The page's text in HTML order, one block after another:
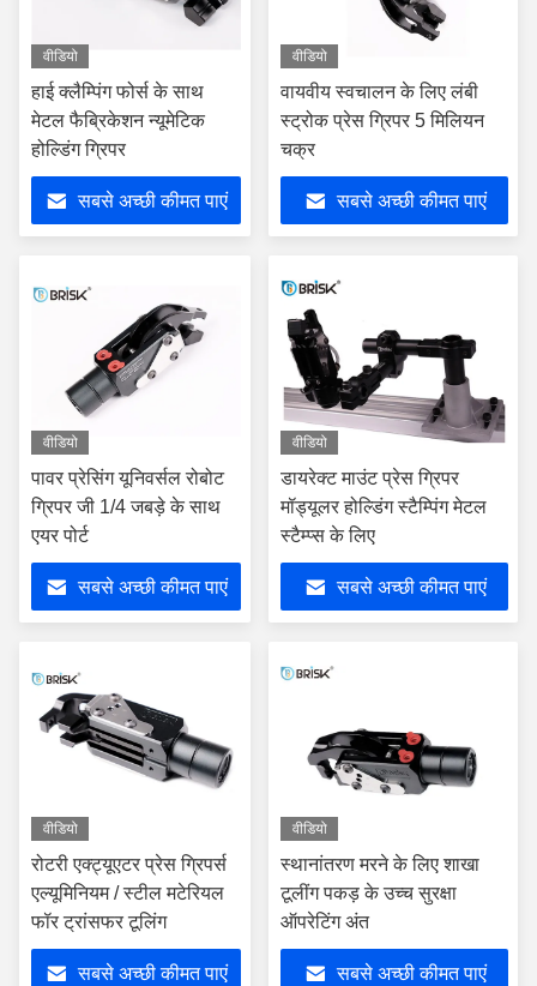
वीडियो
हाई क्लैम्पिंग फोर्स के साथ
मेटल फैब्रिकेशन न्यूमेटिक
होल्डिंग ग्रिपर
सबसे अच्छी कीमत पाएं
वीडियो
वायवीय स्वचालन के लिए लंबी
स्ट्रोक प्रेस ग्रिपर 5 मिलियन
चक्र
सबसे अच्छी कीमत पाएं
वीडियो
पावर प्रेसिंग यूनिवर्सल रोबोट
ग्रिपर जी 1/4 जबड़े के साथ
एयर पोर्ट
सबसे अच्छी कीमत पाएं
वीडियो
डायरेक्ट माउंट प्रेस ग्रिपर
मॉड्यूलर होल्डिंग स्टैम्पिंग मेटल
स्टैम्प्स के लिए
सबसे अच्छी कीमत पाएं
वीडियो
रोटरी एक्ट्यूएटर प्रेस ग्रिपर्स
एल्यूमिनियम / स्टील मटेरियल
फॉर ट्रांसफर टूलिंग
सबसे अच्छी कीमत पाएं
वीडियो
स्थानांतरण मरने के लिए शाखा
टूलींग पकड़ के उच्च सुरक्षा
ऑपरेटिंग अंत
सबसे अच्छी कीमत पाएं